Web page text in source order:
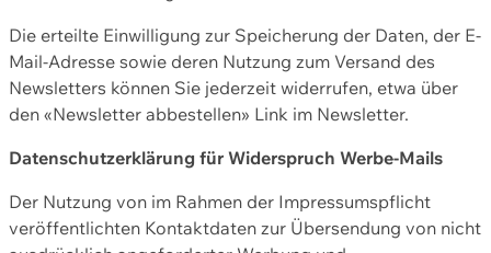
Die erteilte Einwilligung zur Speicherung der Daten, der E-
Mail-Adresse sowie deren Nutzung zum Versand des
Newsletters können Sie jederzeit widerrufen, etwa über
den «Newsletter abbestellen» Link im Newsletter.
Datenschutzerklärung für Widerspruch Werbe-Mails
Der Nutzung von im Rahmen der Impressumspflicht
veröffentlichten Kontaktdaten zur Übersendung von nicht